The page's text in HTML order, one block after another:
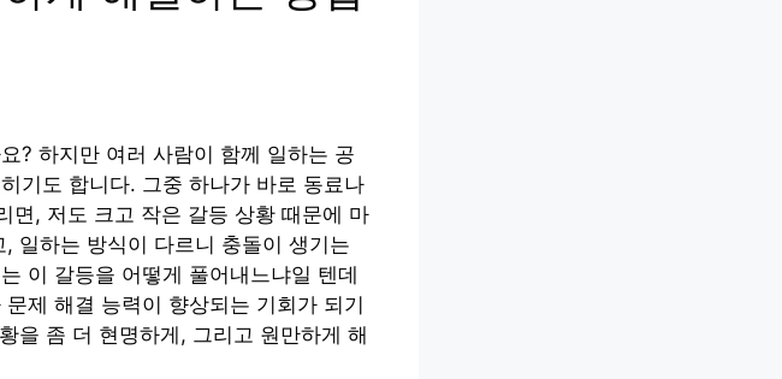
? 하지만 여러 사람이 함께 일하는 공
기도 합니다. 그중 하나가 바로 동료나
면, 저도 크고 작은 갈등 상황 때문에 마
일하는 방식이 다르니 충돌이 생기는
이 갈등을 어떻게 풀어내느냐일 텐데
제 해결 능력이 향상되는 기회가 되기
을 좀 더 현명하게, 그리고 원만하게 해